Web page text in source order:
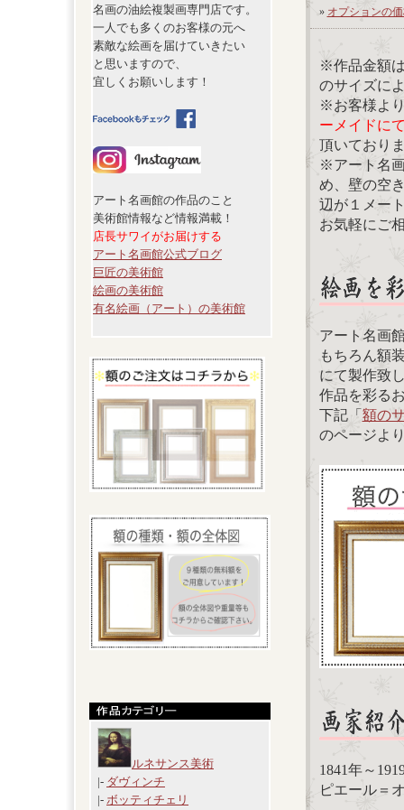
名画の油絵複製画専門店です。
一人でも多くのお客様の元へ
素敵な絵画を届けていきたい
と思いますので、
宜しくお願いします！
アート名画館の作品のこと
美術館情報など情報満載！
店長サワイがお届けする
アート名画館公式ブログ
巨匠の美術館
絵画の美術館
有名絵画（アート）の美術館
ルネサンス美術
|- ダヴィンチ
|- ボッティチェリ
» オプションの
※作品金額
のサイズに
※お客様よ
ーメイドに
頂いており
※アート名
め、壁の空
辺が１メー
お気軽にご
アート名画
もちろん額
にて製作致
作品を彩る
下記「額の
のページよ
1841年～
ピエール＝